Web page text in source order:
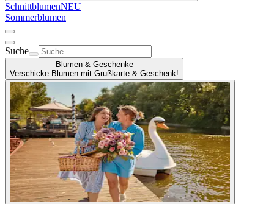
SchnittblumenNEU
Sommerblumen
Suche
Blumen & Geschenke
Verschicke Blumen mit Grußkarte & Geschenk!